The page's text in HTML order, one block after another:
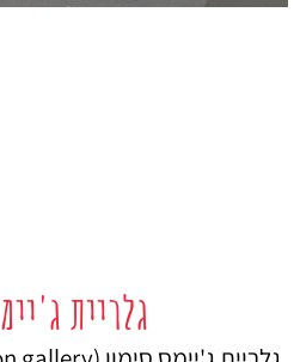
גלריית